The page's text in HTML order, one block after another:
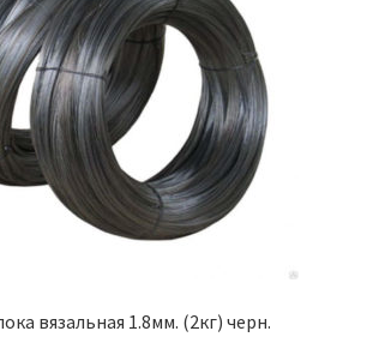
вязальная 1.8мм. (2кг) черн.